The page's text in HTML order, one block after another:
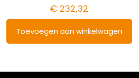
€ 232,32
Toevoegen aan winkelwagen